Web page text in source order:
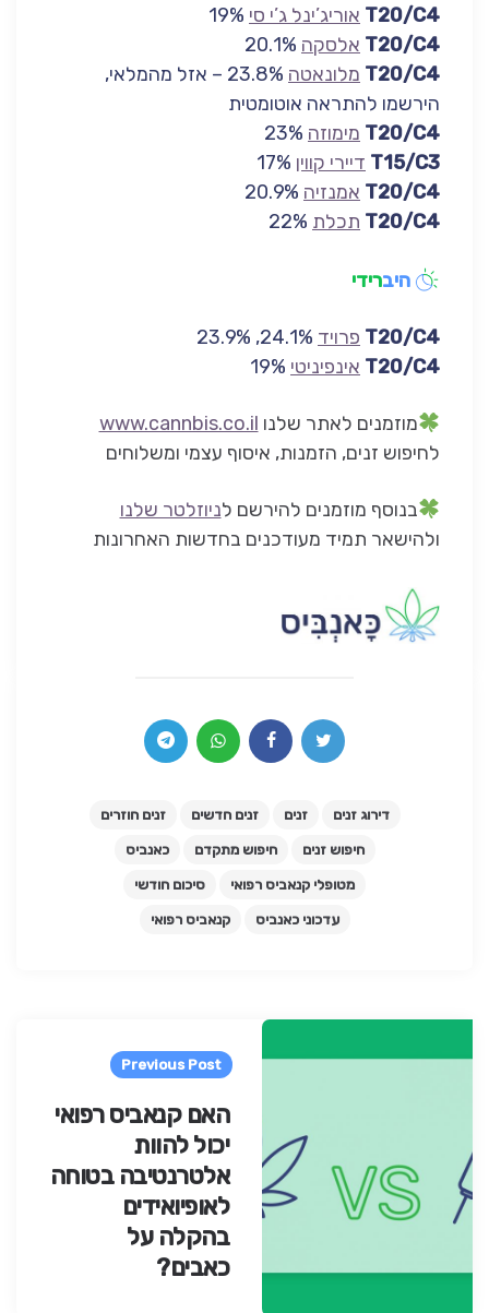
T20/C4 אוריג’ינל ג’י סי
T20/C4 אלסקה
T20/C4 מלונאטה
23.8% – אזל מהמלאי,
הירשמו להתראה אוטומטית
T20/C4 מימוזה
T15/C3 דיירי קווין
T20/C4 אמנזיה
T20/C4 תכלת
היברידי
T20/C4 פרויד
T20/C4 אינפיניטי
מוזמנים לאתר שלנו www.cannbis.co.il
לחיפוש זנים, הזמנות, איסוף עצמי ומשלוחים
בנוסף מוזמנים להירשם לניוזלטר שלנו
ולהישאר תמיד מעודכנים בחדשות האחרונות
דירוג זנים זנים זנים חדשים זנים חוזרים
חיפוש זנים חיפוש מתקדם כאנביס
מטופלי קנאביס רפואי סיכום חודשי
עדכוני כאנביס קנאביס רפואי
Post
navigation
Previous Post
האם קנאביס רפואי
יכול להוות
אלטרנטיבה בטוחה
לאופיואידים
בהקלה על
כאבים?